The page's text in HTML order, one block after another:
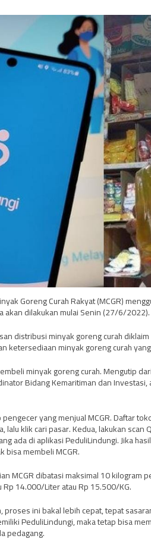
Goreng Curah Rakyat (MCGR)
akan dilakukan mulai Senin (27/6/2022).
distribusi minyak goreng curah
ketersediaan minyak goreng curah
minyak goreng curah. Mengutip
Bidang Kemaritiman dan
yang menjual MCGR. Daftar
klik cari pasar. Kedua, lakukan scan
ada di aplikasi PeduliLindungi. Jika
bisa membeli MCGR.
MCGR dibatasi maksimal 10 kilogram
Rp 14.000/Liter atau Rp 15.500/KG.
proses ini bakal lebih cepat, tepat
PeduliLindungi, maka tetap bisa
pedagang.